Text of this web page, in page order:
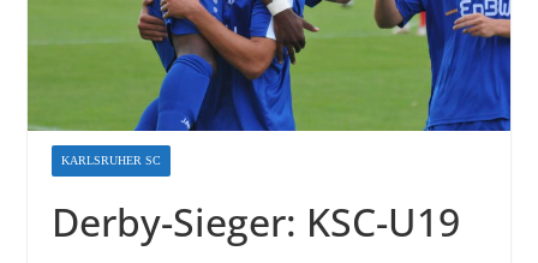
KARLSRUHER SC
Derby-Sieger: KSC-U19